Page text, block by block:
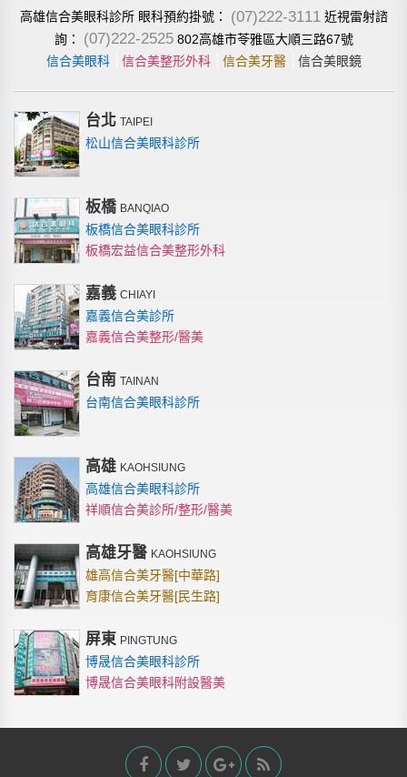
高雄信合美眼科診所 眼科預約掛號： (07)222-3111 近視雷射諮
詢： (07)222-2525 802高雄市苓雅區大順三路67號
信合美眼科
信合美整形外科 信合美牙醫 信合美眼鏡
台北 TAIPEI
松山信合美眼科診所
板橋 BANQIAO
板橋信合美眼科診所
板橋宏益信合美整形外科
嘉義 CHIAYI
嘉義信合美診所
嘉義信合美整形/醫美
台南 TAINAN
台南信合美眼科診所
高雄 KAOHSIUNG
高雄信合美眼科診所
祥順信合美診所/整形/醫美
高雄牙醫 KAOHSIUNG
雄高信合美牙醫[中華路]
育康信合美牙醫[民生路]
屏東 PINGTUNG
博晟信合美眼科診所
博晟信合美眼科附設醫美